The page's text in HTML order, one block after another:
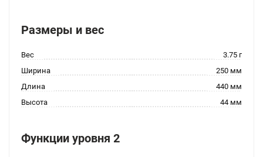
Размеры и вес
Вес
3.75 г
Ширина
250 мм
Длина
440 мм
Высота
44 мм
Функции уровня 2